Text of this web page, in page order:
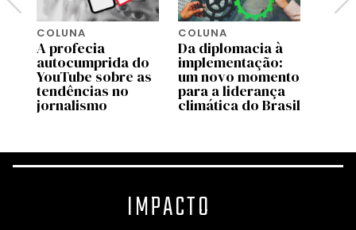
COLUNA
A profecia
autocumprida do
YouTube sobre as
tendências no
jornalismo
COLUNA
Da diplomacia à
implementação:
um novo momento
para a liderança
climática do Brasil
IMPACTO